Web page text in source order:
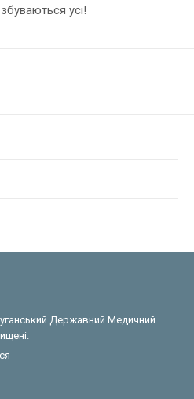
збуваються усі!
Державний Медичний